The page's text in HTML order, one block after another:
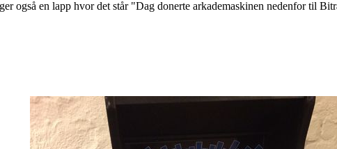
også en lapp hvor det står "Dag donerte arkademaskinen nedenfor til